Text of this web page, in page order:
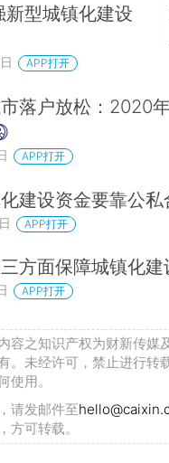
型城镇化建设
APP打开
落户放松：2020
APP打开
建设资金要靠公私
APP打开
方面保障城镇化建
APP打开
容之知识产权为财新传媒
。未经许可，禁止进行转
使用。
请发邮件至
方可转载。